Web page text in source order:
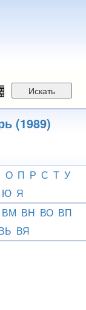
Искать
(1989)
О П Р С Т У
Ю Я
ВМ ВН ВО ВП
ВЯ